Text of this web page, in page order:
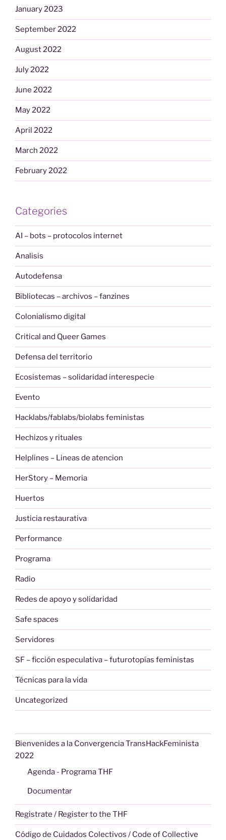
January 2023
September 2022
August 2022
July 2022
June 2022
May 2022
April 2022
March 2022
February 2022
Categories
AI – bots – protocolos internet
Analisis
Autodefensa
Bibliotecas – archivos – fanzines
Colonialismo digital
Critical and Queer Games
Defensa del territorio
Ecosistemas – solidaridad interespecie
Evento
Hacklabs/fablabs/biolabs feministas
Hechizos y rituales
Helplines – Lineas de atencion
HerStory – Memoria
Huertos
Justicia restaurativa
Performance
Programa
Radio
Redes de apoyo y solidaridad
Safe spaces
Servidores
SF – ficción especulativa – futurotopías feministas
Técnicas para la vida
Uncategorized
Bienvenides a la Convergencia TransHackFeminista
2022
Agenda - Programa THF
Documentar
Registrate / Register to the THF
Código de Cuidados Colectivos / Code of Collective